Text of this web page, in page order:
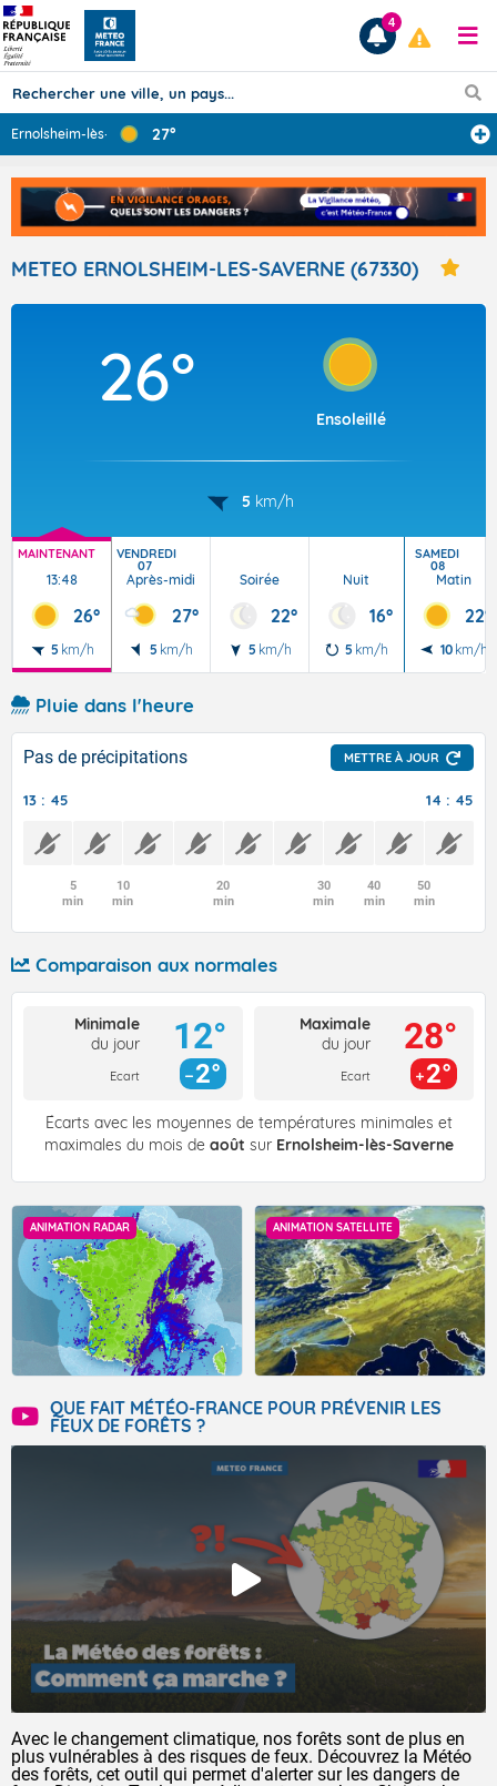
Prévisions
TOUS LES RÉSULTATS
Articles
4
Ernolsheim-lès- 27°
METEO ERNOLSHEIM-LES-SAVERNE (67330)
26°
Ensoleillé
5 km/h
MAINTENANT
13:48
26°
5 km/h
VENDREDI
07
Après-midi
27°
5 km/h
Soirée
22°
5 km/h
Nuit
16°
5 km/h
SAMEDI
08
Matin
22°
10 km/h
Pluie dans l'heure
Pas de précipitations METTRE À JOUR
13 : 45 14 : 45
5
min
10
min
20
min
30
min
40
min
50
min
Comparaison aux normales
Minimale
du jour
Ecart
12°
2°
Maximale
du jour
Ecart
28°
2°
Écarts avec les moyennes de températures minimales et
maximales du mois de août sur Ernolsheim-lès-Saverne
ANIMATION RADAR ANIMATION SATELLITE
QUE FAIT MÉTÉO-FRANCE POUR PRÉVENIR LES
FEUX DE FORÊTS ?
Avec le changement climatique, nos forêts sont de plus en
plus vulnérables à des risques de feux. Découvrez la Météo
des forêts, cet outil qui permet d'alerter sur les dangers de